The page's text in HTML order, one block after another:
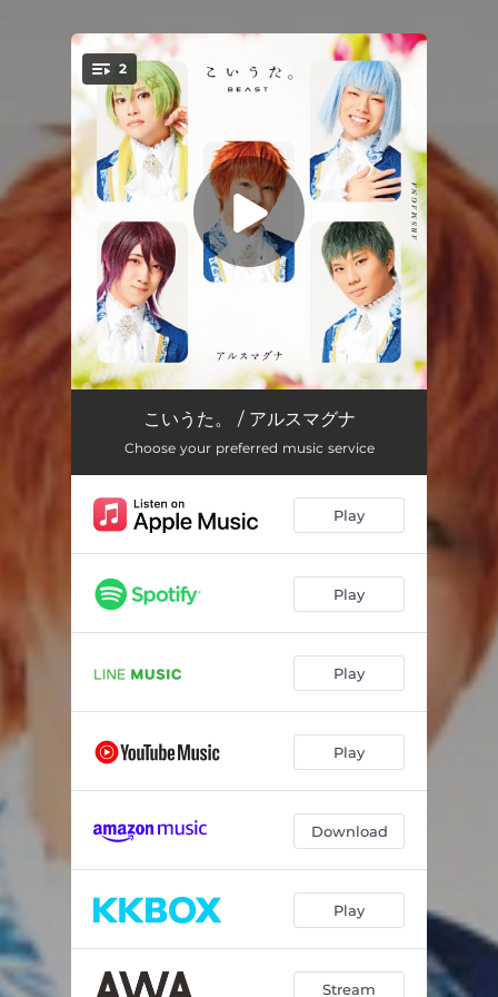
You're all set!
2
こいうた。
BEAST 03:07
こいうた。 / アルスマグナ
Choose your preferred music service
Play
Play
Play
Play
Download
Play
Stream